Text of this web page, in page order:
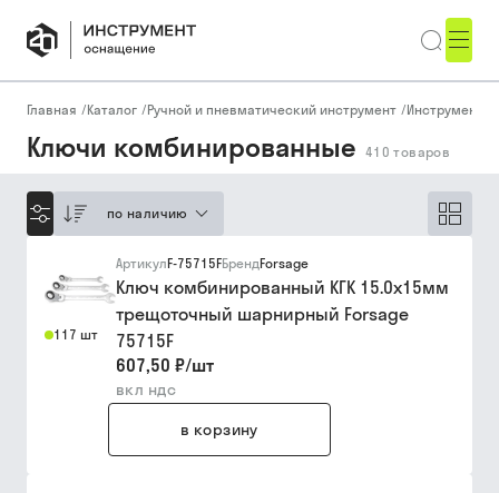
Главная /Каталог /Ручной и пневматический инструмент /Инструмент
Ключи комбинированные 410 товаров
по наличию
117 шт
АртикулF-75715FБрендForsage
Ключ комбинированный КГК 15.0х15мм
трещоточный шарнирный Forsage
75715F
607,50 ₽/шт
вкл ндс
в корзину